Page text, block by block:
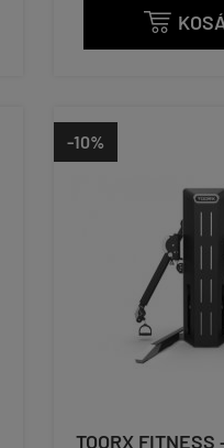

-10%
TOORX